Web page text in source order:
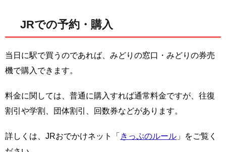
JRでの予約・購入
当日に駅で買うのであれば、みどりの窓口・みどりの券売
機で購入できます。
料金に関しては、普通に購入すれば通常料金ですが、往復
割引や学割、団体割引、回数券などがあります。
詳しくは、JRおでかけネット「 きっぷのルール 」をご覧く